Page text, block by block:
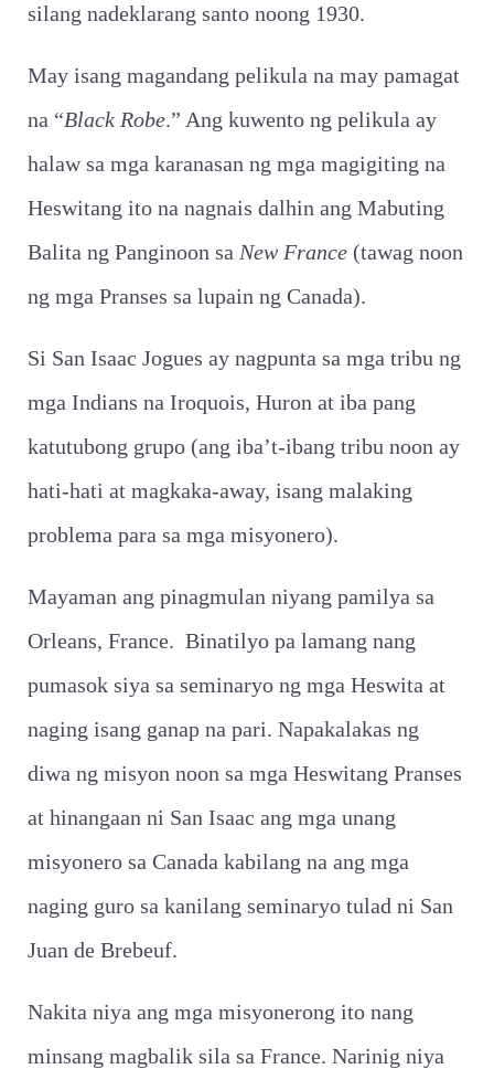
silang nadeklarang santo noong 1930.
May isang magandang pelikula na may pamagat
na “Black Robe.” Ang kuwento ng pelikula ay
halaw sa mga karanasan ng mga magigiting na
Heswitang ito na nagnais dalhin ang Mabuting
Balita ng Panginoon sa New France (tawag noon
ng mga Pranses sa lupain ng Canada).
Si San Isaac Jogues ay nagpunta sa mga tribu ng
mga Indians na Iroquois, Huron at iba pang
katutubong grupo (ang iba’t-ibang tribu noon ay
hati-hati at magkaka-away, isang malaking
problema para sa mga misyonero).
Mayaman ang pinagmulan niyang pamilya sa
Orleans, France. Binatilyo pa lamang nang
pumasok siya sa seminaryo ng mga Heswita at
naging isang ganap na pari. Napakalakas ng
diwa ng misyon noon sa mga Heswitang Pranses
at hinangaan ni San Isaac ang mga unang
misyonero sa Canada kabilang na ang mga
naging guro sa kanilang seminaryo tulad ni San
Juan de Brebeuf.
Nakita niya ang mga misyonerong ito nang
minsang magbalik sila sa France. Narinig niya